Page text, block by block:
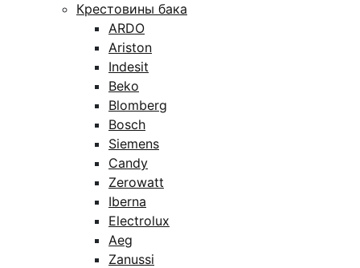
Крестовины бака
ARDO
Ariston
Indesit
Beko
Blomberg
Bosch
Siemens
Candy
Zerowatt
Iberna
Electrolux
Aeg
Zanussi